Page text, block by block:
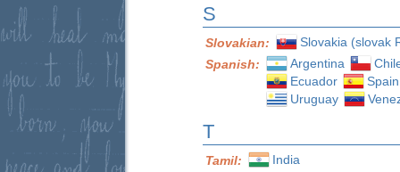
S
Slovakian:
Slovakia (slovak
Spanish:
Argentina
Ecuador
Spain
Uruguay
T
Tamil:
India